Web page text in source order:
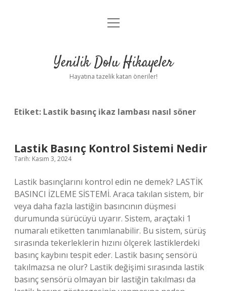
Anasayfa
Yasal Uyarı
menüyü
Yenilik Dolu Hikayeler
Hayatına tazelik katan öneriler!
Etiket: Lastik basınç ikaz lambası nasıl söner
Lastik Basınç Kontrol Sistemi Nedir
Tarih: Kasım 3, 2024
Lastik basınçlarını kontrol edin ne demek? LASTİK
BASINCI İZLEME SİSTEMİ. Araca takılan sistem, bir
veya daha fazla lastiğin basıncının düşmesi
durumunda sürücüyü uyarır. Sistem, araçtaki 1
numaralı etiketten tanımlanabilir. Bu sistem, sürüş
sırasında tekerleklerin hızını ölçerek lastiklerdeki
basınç kaybını tespit eder. Lastik basınç sensörü
takılmazsa ne olur? Lastik değişimi sırasında lastik
basınç sensörü olmayan bir lastiğin takılması da